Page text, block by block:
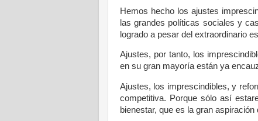
Hemos hecho los ajustes
las grandes políticas sociales y
logrado a pesar del extraordinario
Ajustes, por tanto, los
en su gran mayoría están ya
Ajustes, los imprescindibles, y
competitiva. Porque sólo así
bienestar, que es la gran